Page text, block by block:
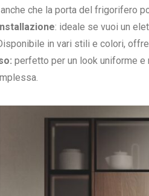
che la porta del frigorifero
: ideale se vuoi un
in vari stili e colori,
perfetto per un look uniforme e